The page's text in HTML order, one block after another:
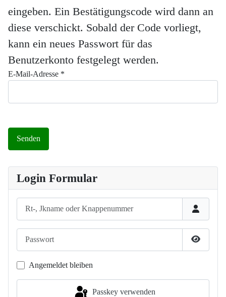
eingeben. Ein Bestätigungscode wird dann an
diese verschickt. Sobald der Code vorliegt,
kann ein neues Passwort für das
Benutzerkonto festgelegt werden.
E-Mail-Adresse *
Senden
Login Formular
Passwort
Angemeldet bleiben
Passkey verwenden